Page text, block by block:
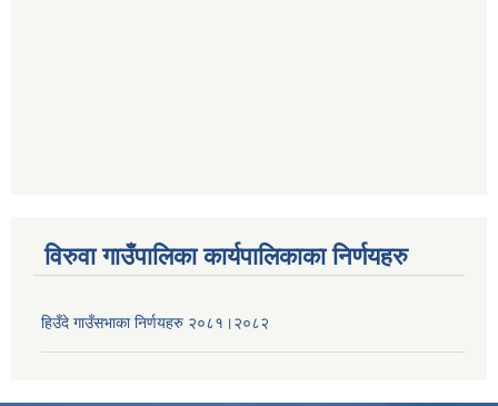
विरुवा गाउँपालिका कार्यपालिकाका निर्णयहरु
हिउँदे गाउँसभाका निर्णयहरु २०८१।२०८२